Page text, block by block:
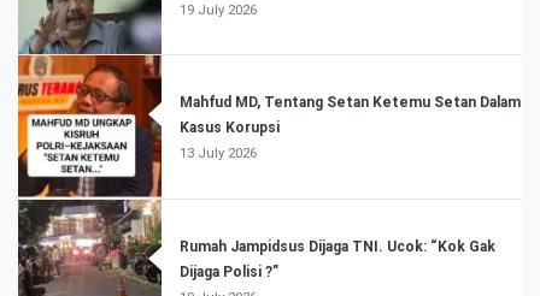
19 July 2026
Mahfud MD, Tentang Setan Ketemu Setan Dalam
Kasus Korupsi
13 July 2026
Rumah Jampidsus Dijaga TNI. Ucok: “Kok Gak
Dijaga Polisi ?”